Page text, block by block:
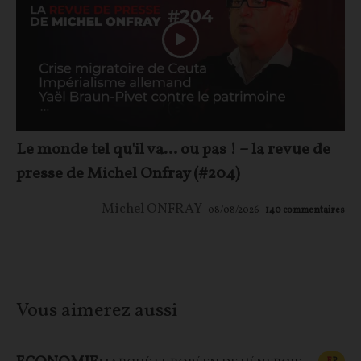
Le monde tel qu'il va… ou pas ! – la revue de
presse de Michel Onfray (#204)
Michel ONFRAY 08/08/2026 140 commentaires
Vous aimerez aussi